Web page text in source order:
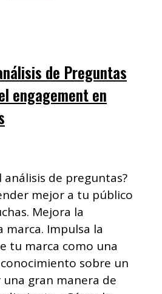
de Preguntas
engagement en
análisis de preguntas?
mejor a tu público
Mejora la
marca. Impulsa la
tu marca como una
sobre un
gran manera de